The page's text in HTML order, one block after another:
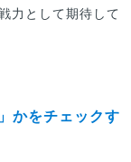
力として期待して
かをチェックす